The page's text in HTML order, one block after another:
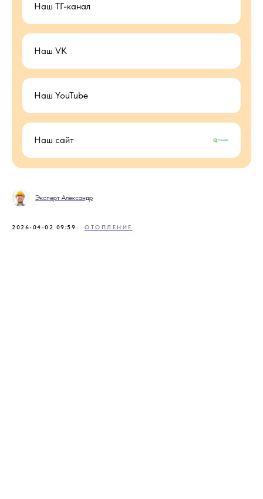
Наш ТГ-канал
Наш VK
Наш YouTube
Наш сайт
Эксперт Александр
2026-04-02 09:59 ОТОПЛЕНИЕ